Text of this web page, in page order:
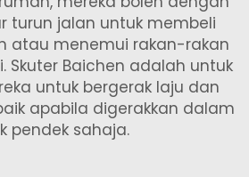
turun jalan untuk membeli
atau menemui rakan-rakan
Skuter Baichen adalah untuk
untuk bergerak laju dan
apabila digerakkan dalam
pendek sahaja.